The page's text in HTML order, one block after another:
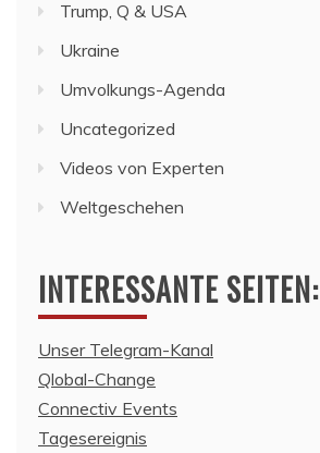
Trump, Q & USA
Ukraine
Umvolkungs-Agenda
Uncategorized
Videos von Experten
Weltgeschehen
INTERESSANTE SEITEN:
Unser Telegram-Kanal
Qlobal-Change
Connectiv Events
Tagesereignis